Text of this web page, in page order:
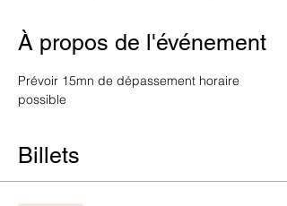
À propos de l'événement
Prévoir 15mn de dépassement horaire
possible
Billets